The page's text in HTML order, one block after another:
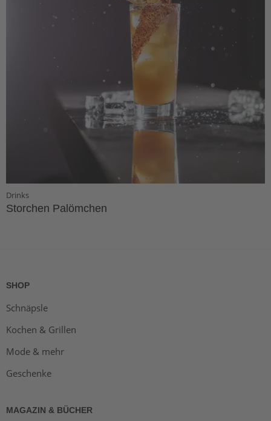
Drinks
Storchen Palömchen
SHOP
Schnäpsle
Kochen & Grillen
Mode & mehr
Geschenke
MAGAZIN & BÜCHER